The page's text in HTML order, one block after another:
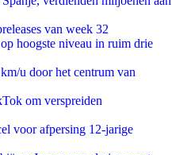
van week 32
hoogste niveau in ruim drie
u door het centrum van
om verspreiden
voor afpersing 12-jarige